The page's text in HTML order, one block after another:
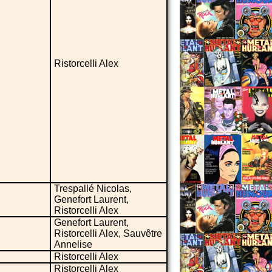
Ristorcelli Alex
Trespallé Nicolas,
Genefort Laurent,
Ristorcelli Alex
Genefort Laurent,
Ristorcelli Alex, Sauvêtre
Annelise
Ristorcelli Alex
Ristorcelli Alex